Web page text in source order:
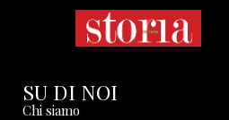
SU DI NOI
Chi siamo